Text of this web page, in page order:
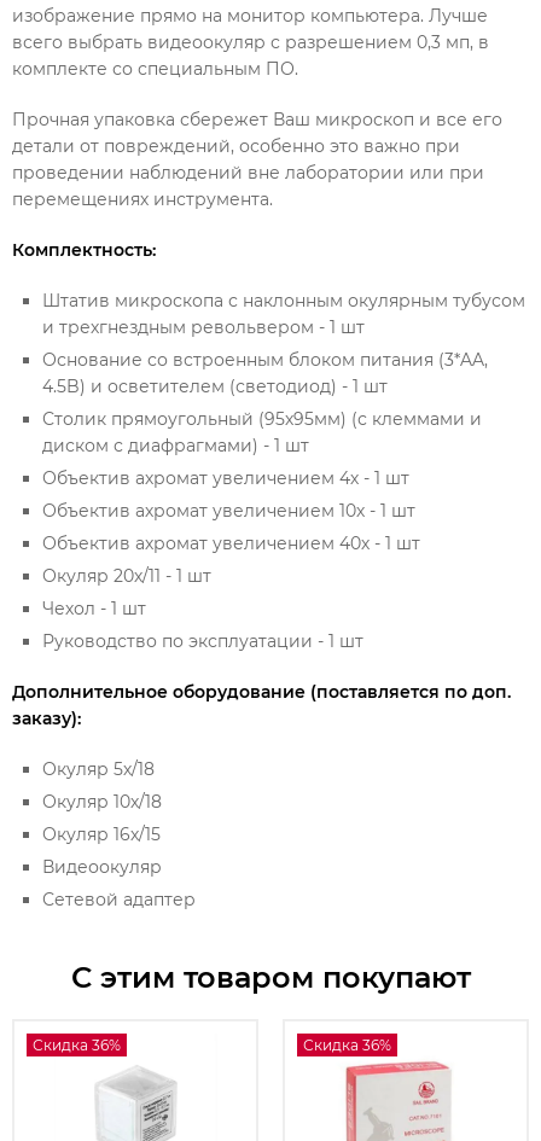
изображение прямо на монитор компьютера. Лучше
всего выбрать видеоокуляр с разрешением 0,3 мп, в
комплекте со специальным ПО.
Прочная упаковка сбережет Ваш микроскоп и все его
детали от повреждений, особенно это важно при
проведении наблюдений вне лаборатории или при
перемещениях инструмента.
Комплектность:
Штатив микроскопа с наклонным окулярным тубусом
и трехгнездным револьвером - 1 шт
Основание со встроенным блоком питания (3*AA,
4.5B) и осветителем (светодиод) - 1 шт
Столик прямоугольный (95х95мм) (с клеммами и
диском с диафрагмами) - 1 шт
Объектив ахромат увеличением 4х - 1 шт
Объектив ахромат увеличением 10х - 1 шт
Объектив ахромат увеличением 40х - 1 шт
Окуляр 20х/11 - 1 шт
Чехол - 1 шт
Руководство по эксплуатации - 1 шт
Дополнительное оборудование (поставляется по доп.
заказу):
Окуляр 5х/18
Окуляр 10х/18
Окуляр 16х/15
Видеоокуляр
Сетевой адаптер
С этим товаром покупают
Скидка 36% Скидка 36%